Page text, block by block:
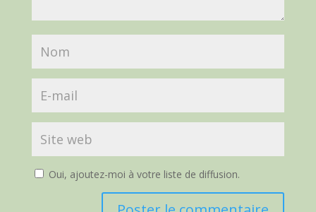
Oui, ajoutez-moi à votre liste de diffusion.